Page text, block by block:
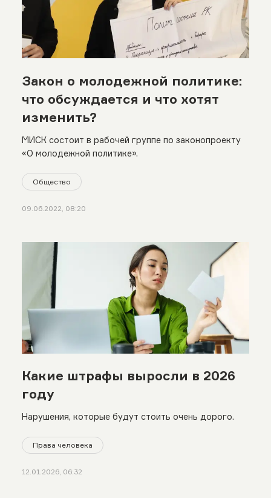
Закон о молодежной политике:
что обсуждается и что хотят
изменить?
МИСК состоит в рабочей группе по законопроекту
«О молодежной политике».
Общество
09.06.2022, 08:20
Какие штрафы выросли в 2026
году
Нарушения, которые будут стоить очень дорого.
Права человека
12.01.2026, 06:32